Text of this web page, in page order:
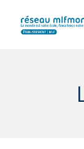
content